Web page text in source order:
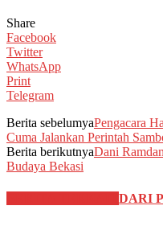
Share
Facebook
Twitter
WhatsApp
Print
Telegram
Berita sebelumyaPengacara
Cuma Jalankan Perintah
Berita berikutnyaDani
Budaya Bekasi
DARI